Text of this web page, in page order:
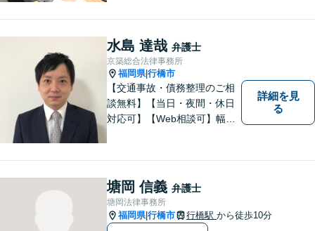
さまが前向きに人生を歩んで
いけるよう、全力でサポート
します。お気軽にご相談くだ
さい【休日面談可】【完全個
室】
水島 達哉 弁護士
京築総合法律事務所
福岡県|行橋市
【交通事故・債務整理のご相
談無料】【当日・夜間・休日
対応可】【Web相談可】幅広
い。
詳細を見
る
塘岡 信義 弁護士
塘岡法律事務所
福岡県|行橋市 行橋駅 から徒歩10分